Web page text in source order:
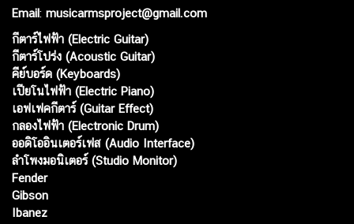
Email: musicarmsproject@gmail.com
กีตาร์ไฟฟ้า (Electric Guitar)
กีตาร์โปร่ง (Acoustic Guitar)
คีย์บอร์ด (Keyboards)
เปียโนไฟฟ้า (Electric Piano)
เอฟเฟคกีตาร์ (Guitar Effect)
กลองไฟฟ้า (Electronic Drum)
ออดิโออินเตอร์เฟส (Audio Interface)
ลำโพงมอนิเตอร์ (Studio Monitor)
Fender
Gibson
Ibanez